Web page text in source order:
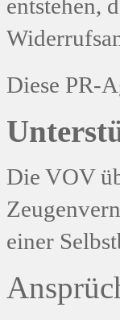
entstehen,
Diese PR-
Die VOV
einer